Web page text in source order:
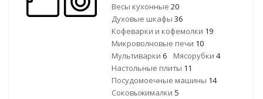
Весы кухонные 20
Духовые шкафы 36
Кофеварки и кофемолки 19
Микроволновые печи 10
Мультиварки 6 Мясорубки 4
Настольные плиты 11
Посудомоечные машины 14
Соковыжималки 5